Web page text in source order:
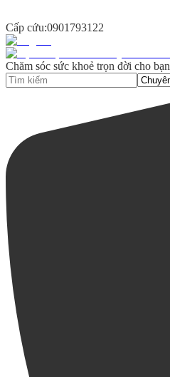
Cấp cứu:0901793122
Chăm sóc sức khoẻ trọn đời cho bạn